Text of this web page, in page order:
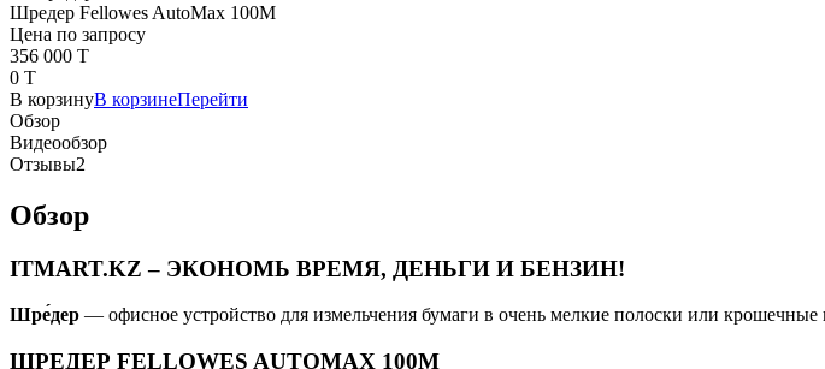
Шредер Fellowes AutoMax 100M
Цена по запросу
356 000 T
0 T
В корзинуВ корзинеПерейти
Обзор
Видеообзор
Отзывы2
Обзор
ITMART.KZ – ЭКОНОМЬ ВРЕМЯ, ДЕНЬГИ И БЕНЗИН!
Шре́дер — офисное устройство для измельчения бумаги в очень мелкие полоски или крошечные
ШРЕДЕР FELLOWES AUTOMAX 100M